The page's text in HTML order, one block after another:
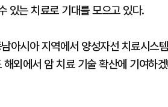
있는 치료로 기대를 모으고 있다.
아시아 지역에서 양성자선 치료시스
외에서 암 치료 기술 확산에 기여하